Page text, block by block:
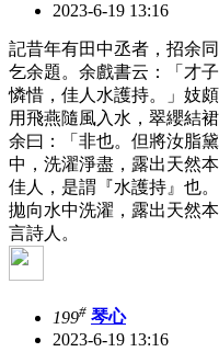
2023-6-19 13:16
記昔年有田中丞者，招余
乞余題。余戲書云：「才
憐惜，佳人水護持。」妓
用飛燕隨風入水，翠纓結
余曰：「非也。但將汝脂
中，洗濯淨盡，露出天然
佳人，是謂『水護持』也
拋向水中洗濯，露出天然
言詩人。
199# 琴心
2023-6-19 13:16